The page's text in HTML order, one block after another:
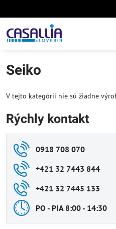
Seiko
V tejto kategórii nie sú žiadne
Rýchly kontakt
0918 708 070
+421 32 7443 844
+421 32 7445 133
PO - PIA 8:00 - 14:30